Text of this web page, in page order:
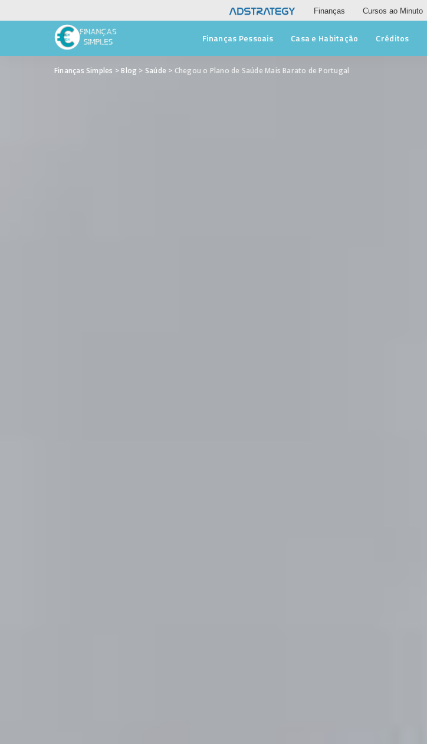
Finanças Cursos ao Minuto
Finanças Pessoais Casa e Habitação Créditos
Finanças Simples >Blog > Saúde > Chegou o Plano de Saúde Mais Barato de Portugal